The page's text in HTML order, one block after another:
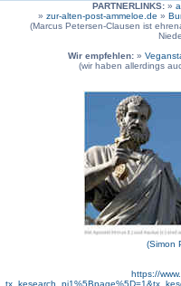
PARTNERLINKS:»
» zur-alten-post-ammeloe.de »
(Marcus Petersen-Clausen ist
Wir empfehlen: »
(wir haben allerdings
(Simon
https://